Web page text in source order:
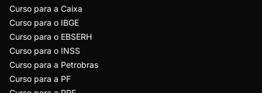
Curso para a Caixa
Curso para o IBGE
Curso para o EBSERH
Curso para o INSS
Curso para a Petrobras
Curso para a PF